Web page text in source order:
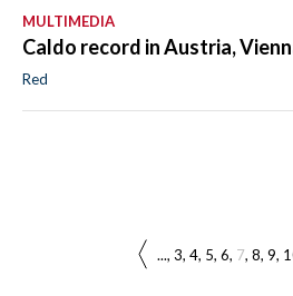
MULTIMEDIA
Caldo record in Austria,
Red
... 3 4 5 6 7 8 9